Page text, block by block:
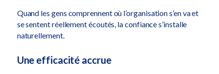
Quand les gens comprennent où l’organisation s’en va et
se sentent réellement écoutés, la confiance s’installe
naturellement.
Une efficacité accrue